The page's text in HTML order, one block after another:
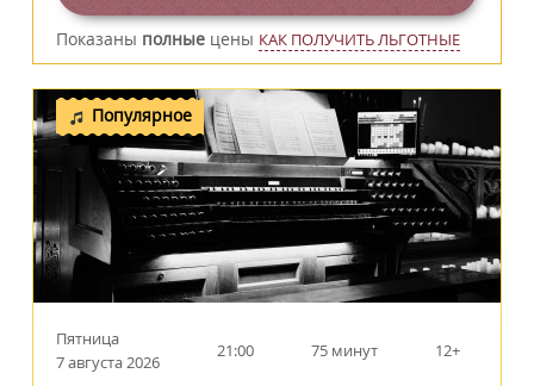
Показаны полные цены КАК ПОЛУЧИТЬ ЛЬГОТНЫЕ
Популярное
Пятница
7 августа 2026
21:00 75 минут 12+